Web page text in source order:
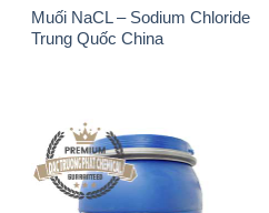
Muối NaCL – Sodium Chloride
Trung Quốc China